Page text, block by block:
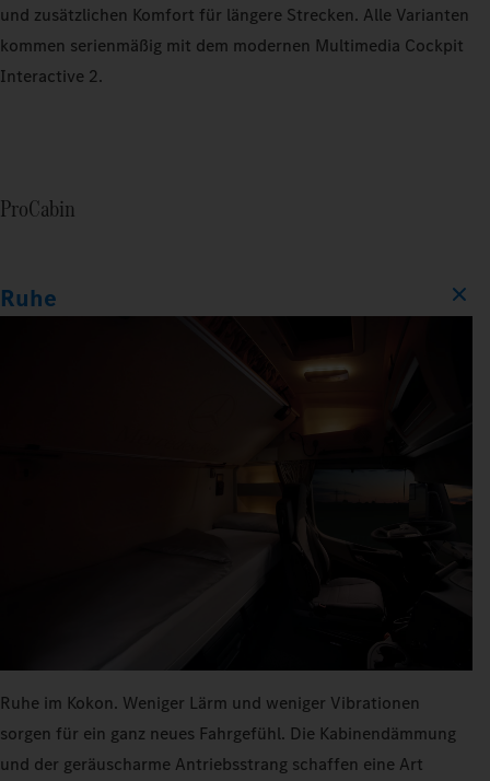
und zusätzlichen Komfort für längere Strecken. Alle Varianten
kommen serienmäßig mit dem modernen Multimedia Cockpit
Interactive 2.
ProCabin
Ruhe
Ruhe im Kokon. Weniger Lärm und weniger Vibrationen
sorgen für ein ganz neues Fahrgefühl. Die Kabinendämmung
und der geräuscharme Antriebsstrang schaffen eine Art